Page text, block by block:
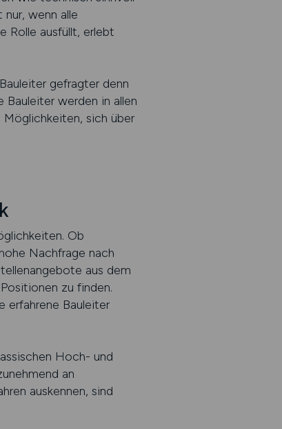
wenn alle
Rolle ausfüllt, erlebt
gefragter denn
werden in allen
sich über
Ob
Nachfrage nach
aus dem
zu finden.
erfahrene Bauleiter
Hoch- und
an
auskennen, sind